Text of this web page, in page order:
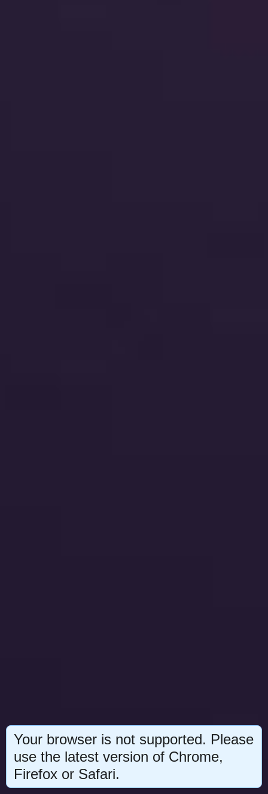
Your browser is not supported. Please
use the latest version of Chrome,
Firefox or Safari.